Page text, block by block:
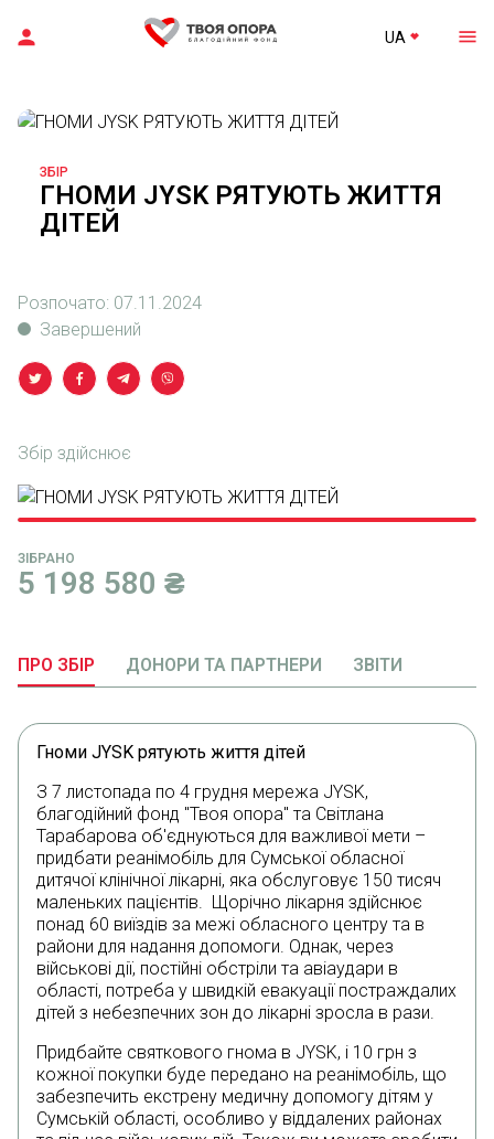
UA
ЗБІР
ГНОМИ JYSK РЯТУЮТЬ ЖИТТЯ
ДІТЕЙ
Розпочато: 07.11.2024
Завершений
Збір здійснює
ЗІБРАНО
5 198 580 ₴
ПРО ЗБІР ДОНОРИ ТА ПАРТНЕРИ ЗВІТИ
Гноми JYSK рятують життя дітей
З 7 листопада по 4 грудня мережа JYSK,
благодійний фонд "Твоя опора" та Світлана
Тарабарова об'єднуються для важливої мети –
придбати реанімобіль для Сумської обласної
дитячої клінічної лікарні, яка обслуговує 150 тисяч
маленьких пацієнтів. Щорічно лікарня здійснює
понад 60 виїздів за межі обласного центру та в
райони для надання допомоги. Однак, через
військові дії, постійні обстріли та авіаудари в
області, потреба у швидкій евакуації постраждалих
дітей з небезпечних зон до лікарні зросла в рази.
Придбайте святкового гнома в JYSK, і 10 грн з
кожної покупки буде передано на реанімобіль, що
забезпечить екстрену медичну допомогу дітям у
Сумській області, особливо у віддалених районах